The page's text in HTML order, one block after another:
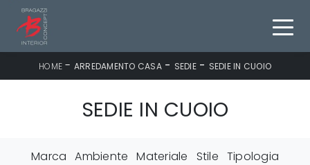
HOME - ARREDAMENTO CASA- SEDIE- SEDIE IN CUOIO
SEDIE IN CUOIO
Marca Ambiente Materiale Stile Tipologia